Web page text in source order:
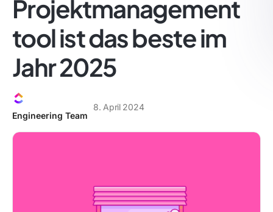
Projektmanagement
tool ist das beste im
Jahr 2025
Engineering Team
8. April 2024